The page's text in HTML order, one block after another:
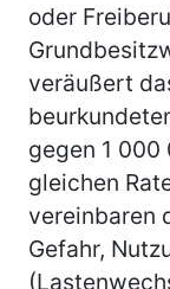
oder
veräußert
gegen 1 000
gleichen
vereinbaren
Gefahr,